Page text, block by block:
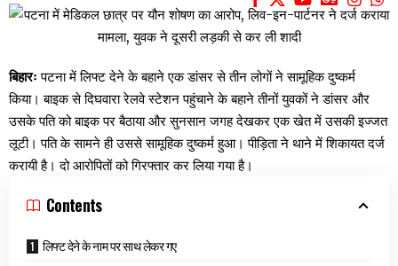
बिहारः पटना में लिफ्ट देने के बहाने एक डांसर से तीन लोगों ने सामूहिक दुष्कर्म
किया। बाइक से दिघवारा रेलवे स्टेशन पहुंचाने के बहाने तीनों युवकों ने डांसर और
उसके पति को बाइक पर बैठाया और सुनसान जगह देखकर एक खेत में उसकी इज्जत
लूटी। पति के सामने ही उससे सामूहिक दुष्कर्म हुआ। पीड़िता ने थाने में शिकायत दर्ज
करायी है। दो आरोपितों को गिरफ्तार कर लिया गया है।
Contents
लिफ्ट देने के नाम पर साथ लेकर गए